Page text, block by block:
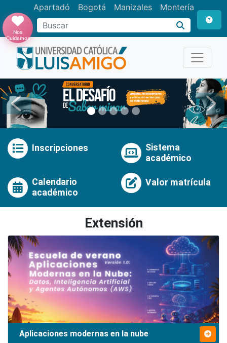
Apartadó Bogotá Manizales Montería
Buscar
Nos
Cuidamos
Anterior
Inscripciones
Sistema
académico
Calendario
académico
Valor matrícula
Extensión
Aplicaciones modernas en la nube